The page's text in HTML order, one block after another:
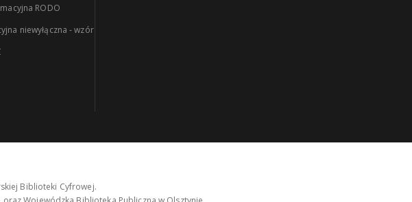
RODO
niewyłączna - wzór
Biblioteki Cyfrowej.